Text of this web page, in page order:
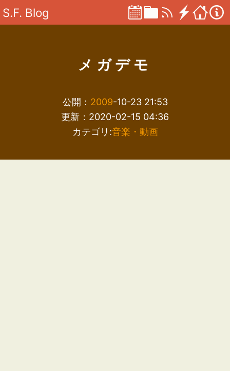
S.F. Blog
メガデモ
公開： 2009-10-23 21:53
更新：2020-02-15 04:36
カテゴリ:音楽・動画